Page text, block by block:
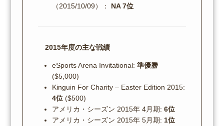
（2015/10/09）： NA 7位
2015年度の主な戦績
eSports Arena Invitational: 準優勝
($5,000)
Kinguin For Charity – Easter Edition 2015:
4位($500)
アメリカ・シーズン 2015年 4月期: 6位
アメリカ・シーズン 2015年 5月期: 1位